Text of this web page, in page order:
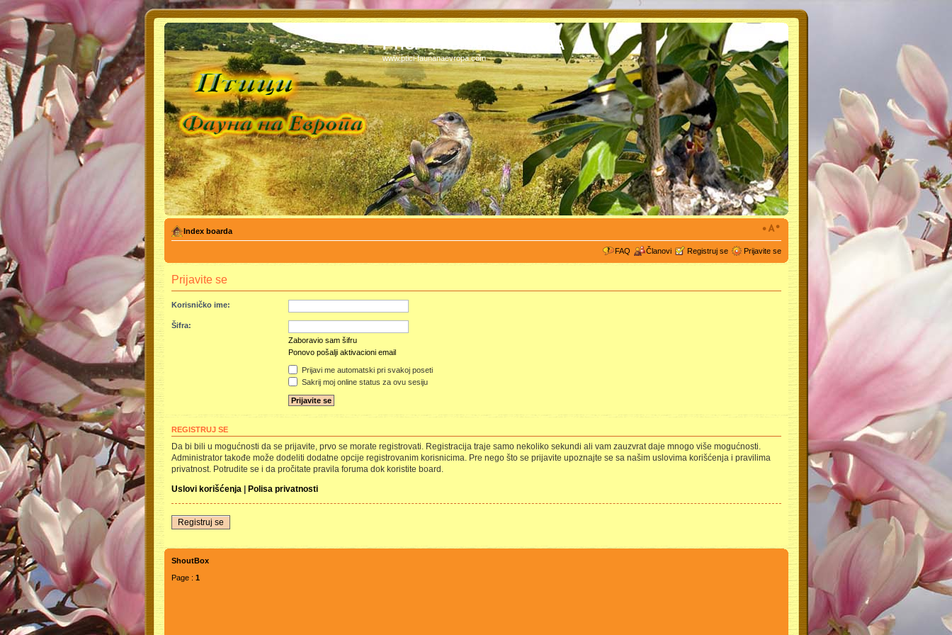
PTICI - FAUNA NA EVROPA
www.ptici-faunanaevropa.com
Index boarda
FAQ Članovi Registruj se Prijavite se
Prijavite se
Korisničko ime:
Šifra:
Zaboravio sam šifru
Ponovo pošalji aktivacioni email
Prijavi me automatski pri svakoj poseti
Sakrij moj online status za ovu sesiju
REGISTRUJ SE
Da bi bili u mogućnosti da se prijavite, prvo se morate registrovati. Registracija traje samo nekoliko sekundi ali vam zauzvrat daje mnogo više mogućnosti.
Administrator takođe može dodeliti dodatne opcije registrovanim korisnicima. Pre nego što se prijavite upoznajte se sa našim uslovima korišćenja i pravilima
privatnost. Potrudite se i da pročitate pravila foruma dok koristite board.
Uslovi korišćenja | Polisa privatnosti
Registruj se
ShoutBox
Page : 1